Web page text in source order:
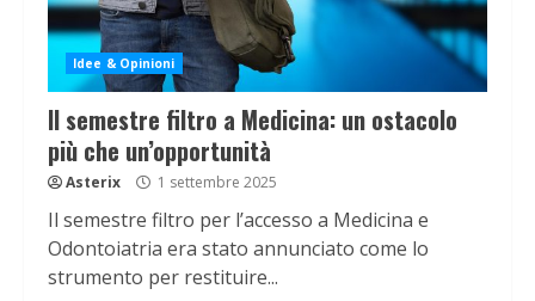
Idee & Opinioni
Il semestre filtro a Medicina: un ostacolo
più che un’opportunità
Asterix 1 settembre 2025
Il semestre filtro per l’accesso a Medicina e
Odontoiatria era stato annunciato come lo
strumento per restituire...